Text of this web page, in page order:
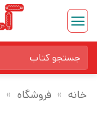
Skip
content
برای:
خانه » فروشگاه »